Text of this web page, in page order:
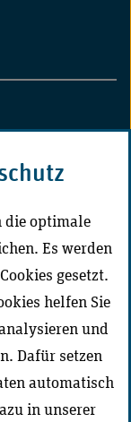
die optimale
Es werden
gesetzt.
helfen Sie
und
Dafür setzen
automatisch
in unserer